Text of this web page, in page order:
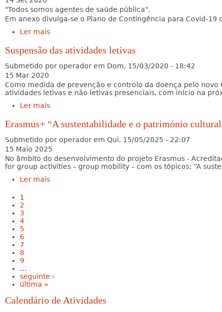
"Todos somos agentes de saúde pública".
Em anexo divulga-se o Plano de Contingência para Covid-19
Ler mais
Suspensão das atividades letivas
Submetido por operador em Dom, 15/03/2020 - 18:42
15 Mar 2020
Como medida de prevenção e controlo da doença pelo
atividades letivas e não letivas presenciais, com início na
Ler mais
Erasmus+ “A sustentabilidade e o património
Submetido por operador em Qui, 15/05/2025 - 22:07
15 Maio 2025
No âmbito do desenvolvimento do projeto Erasmus -
for group activities – group mobility – com os tópicos: “A
Ler mais
Páginas
1
2
3
4
5
6
7
8
9
…
seguinte ›
última »
Calendário de Atividades